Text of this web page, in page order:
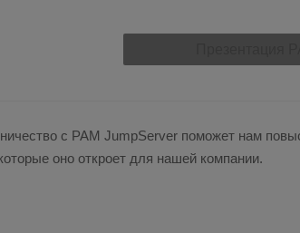
с PAM JumpServer поможет нам
оно откроет для нашей компании.